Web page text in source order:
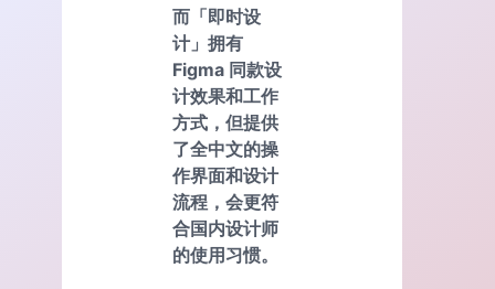
而「即时设
计」拥有
Figma 同款设
计效果和工作
方式，但提供
了全中文的操
作界面和设计
流程，会更符
合国内设计师
的使用习惯。